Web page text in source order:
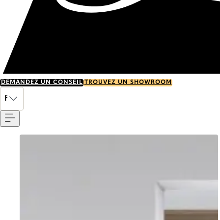
DEMANDEZ UN CONSEIL TROUVEZ UN SHOWROOM
FR
Go to item 0